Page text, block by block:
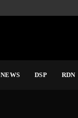
NEWS DSP RDN